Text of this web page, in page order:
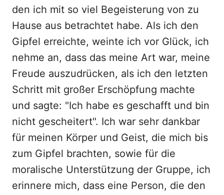
den ich mit so viel Begeisterung von zu
Hause aus betrachtet habe. Als ich den
Gipfel erreichte, weinte ich vor Glück, ich
nehme an, dass das meine Art war, meine
Freude auszudrücken, als ich den letzten
Schritt mit großer Erschöpfung machte
und sagte: "Ich habe es geschafft und bin
nicht gescheitert". Ich war sehr dankbar
für meinen Körper und Geist, die mich bis
zum Gipfel brachten, sowie für die
moralische Unterstützung der Gruppe, ich
erinnere mich, dass eine Person, die den